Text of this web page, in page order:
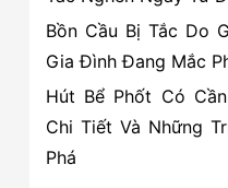
Bồn Cầu Bị Tắc Do
Gia Đình Đang Mắc
Hút Bể Phốt Có
Chi Tiết Và Những
Phá